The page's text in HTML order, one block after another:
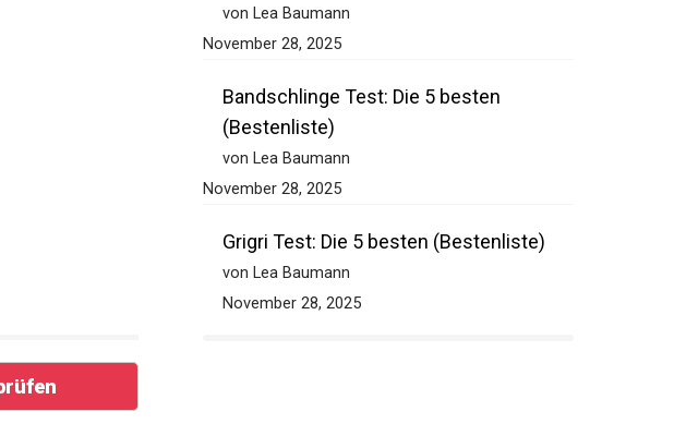
(Bestenliste)
von Lea Baumann
Bandschlinge Test: Die 5 besten
(Bestenliste)
von Lea Baumann
Grigri Test: Die 5 besten (Bestenliste)
von Lea Baumann